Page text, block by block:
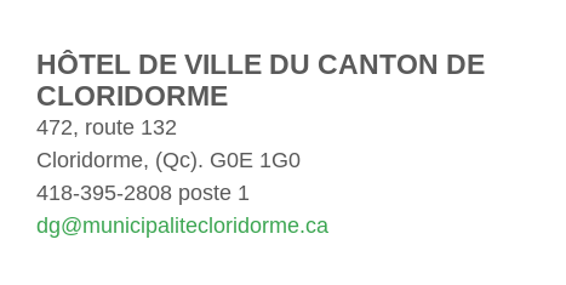
HÔTEL DE VILLE DU CANTON DE
CLORIDORME
472, route 132
Cloridorme, (Qc). G0E 1G0
418-395-2808 poste 1
dg@municipalitecloridorme.ca